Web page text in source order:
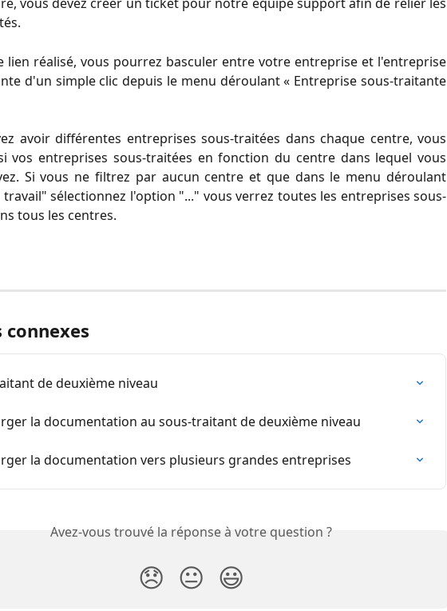
vous devez créer un ticket pour notre équipe support afin de relier les
lien réalisé, vous pourrez basculer entre votre entreprise et l'entreprise
d'un simple clic depuis le menu déroulant « Entreprise sous-traitante
avoir différentes entreprises sous-traitées dans chaque centre, vous
vos entreprises sous-traitées en fonction du centre dans lequel vous
Si vous ne filtrez par aucun centre et que dans le menu déroulant
travail" sélectionnez l'option "..." vous verrez toutes les entreprises sous-
tous les centres.
de deuxième niveau
la documentation au sous-traitant de deuxième niveau
la documentation vers plusieurs grandes entreprises
Avez-vous trouvé la réponse à votre question ?
😞 😐 😃